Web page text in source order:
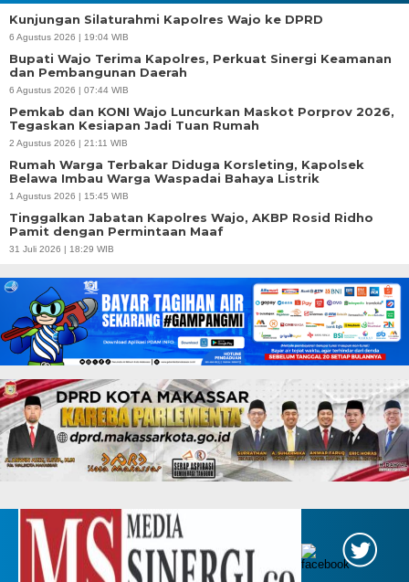
Kunjungan Silaturahmi Kapolres Wajo ke DPRD
6 Agustus 2026 | 19:04 WIB
Bupati Wajo Terima Kapolres, Perkuat Sinergi Keamanan
dan Pembangunan Daerah
6 Agustus 2026 | 07:44 WIB
Pemkab dan KONI Wajo Luncurkan Maskot Porprov 2026,
Tegaskan Kesiapan Jadi Tuan Rumah
2 Agustus 2026 | 21:11 WIB
Rumah Warga Terbakar Diduga Korsleting, Kapolsek
Belawa Imbau Warga Waspadai Bahaya Listrik
1 Agustus 2026 | 15:45 WIB
Tinggalkan Jabatan Kapolres Wajo, AKBP Rosid Ridho
Pamit dengan Permintaan Maaf
31 Juli 2026 | 18:29 WIB